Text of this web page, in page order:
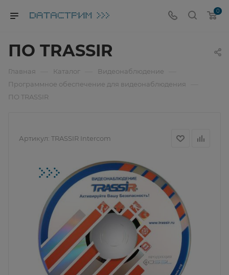
0
ПО TRASSIR
Главная Каталог Видеонаблюдение
Программное обеспечение для видеонаблюдения
ПО TRASSIR
Артикул: TRASSIR Intercom